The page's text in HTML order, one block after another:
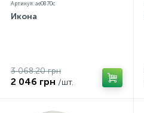
Артикул: ae0870c
Икона
3 068.20 грн
2 046 грн /шт.